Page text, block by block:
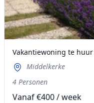
Vakantiewoning te
Middelkerke
4 Personen
Vanaf €400 / week